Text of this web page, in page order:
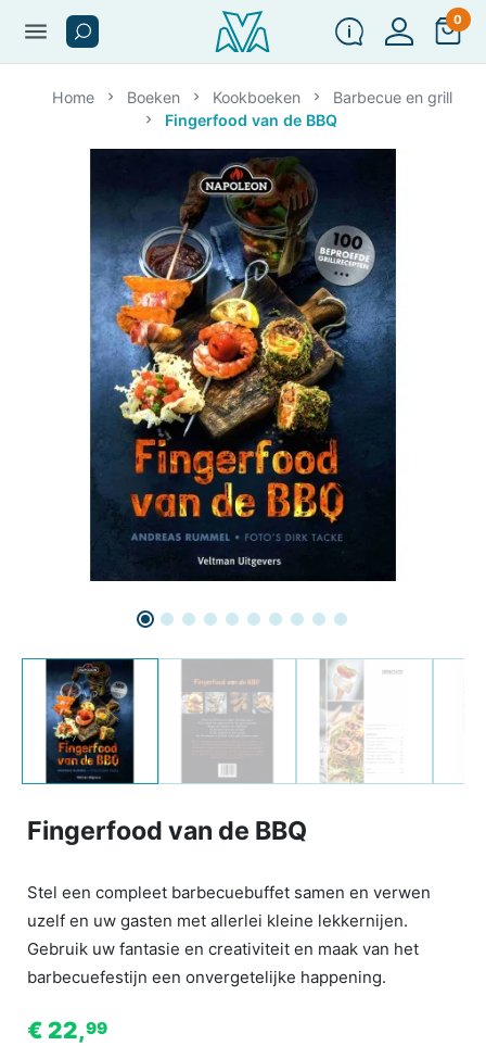
menu 0
Home Boeken Kookboeken
Barbecue en grill
Fingerfood van de BBQ
Fingerfood van de BBQ
Stel een compleet barbecuebuffet samen en verwen
uzelf en uw gasten met allerlei kleine lekkernijen.
Gebruik uw fantasie en creativiteit en maak van het
barbecuefestijn een onvergetelijke happening.
€ 22,99